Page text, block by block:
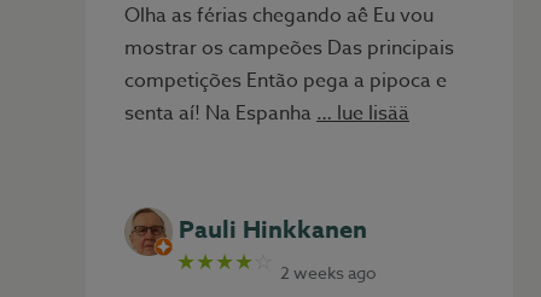
Olha as férias chegando aê Eu vou
mostrar os campeões Das principais
competições Então pega a pipoca e
senta aí! Na Espanha … lue lisää
Pauli Hinkkanen
★★★★ 2 weeks ago